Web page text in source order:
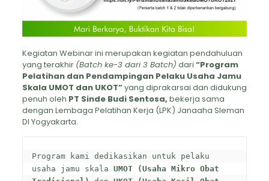
Kegiatan Webinar ini merupakan kegiatan pendahuluan
yang terakhir (Batch ke-3 dari 3 Batch) dari “Program
Pelatihan dan Pendampingan Pelaku Usaha Jamu
Skala UMOT dan UKOT”yang diprakarsai dan didukung
penuh oleh PT Sinde Budi Sentosa, bekerja sama
dengan Lembaga Pelatihan Kerja (LPK) Janaaha Sleman
DI Yogyakarta.
Program kami dedikasikan untuk pelaku
usaha jamu skala UMOT (Usaha Mikro Obat